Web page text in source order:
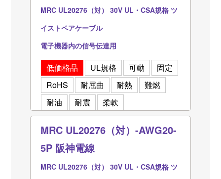
MRC UL20276（対） 30V UL・CSA規格 ツ
イストペアケーブル
電子機器内の信号伝達用
低価格品 UL規格 可動
固定
RoHS
耐屈曲 耐熱
難燃
耐油
耐震 柔軟
MRC UL20276（対）-AWG20-
5P 阪神電線
MRC UL20276（対） 30V UL・CSA規格 ツ